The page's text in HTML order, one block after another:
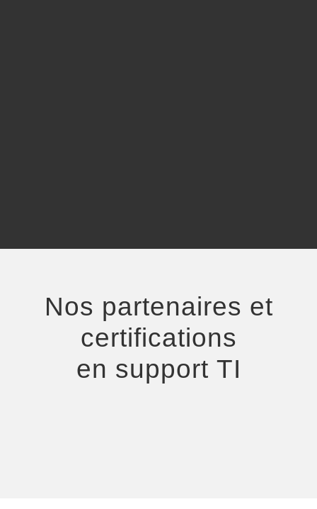
Nos partenaires et
certifications
en support TI